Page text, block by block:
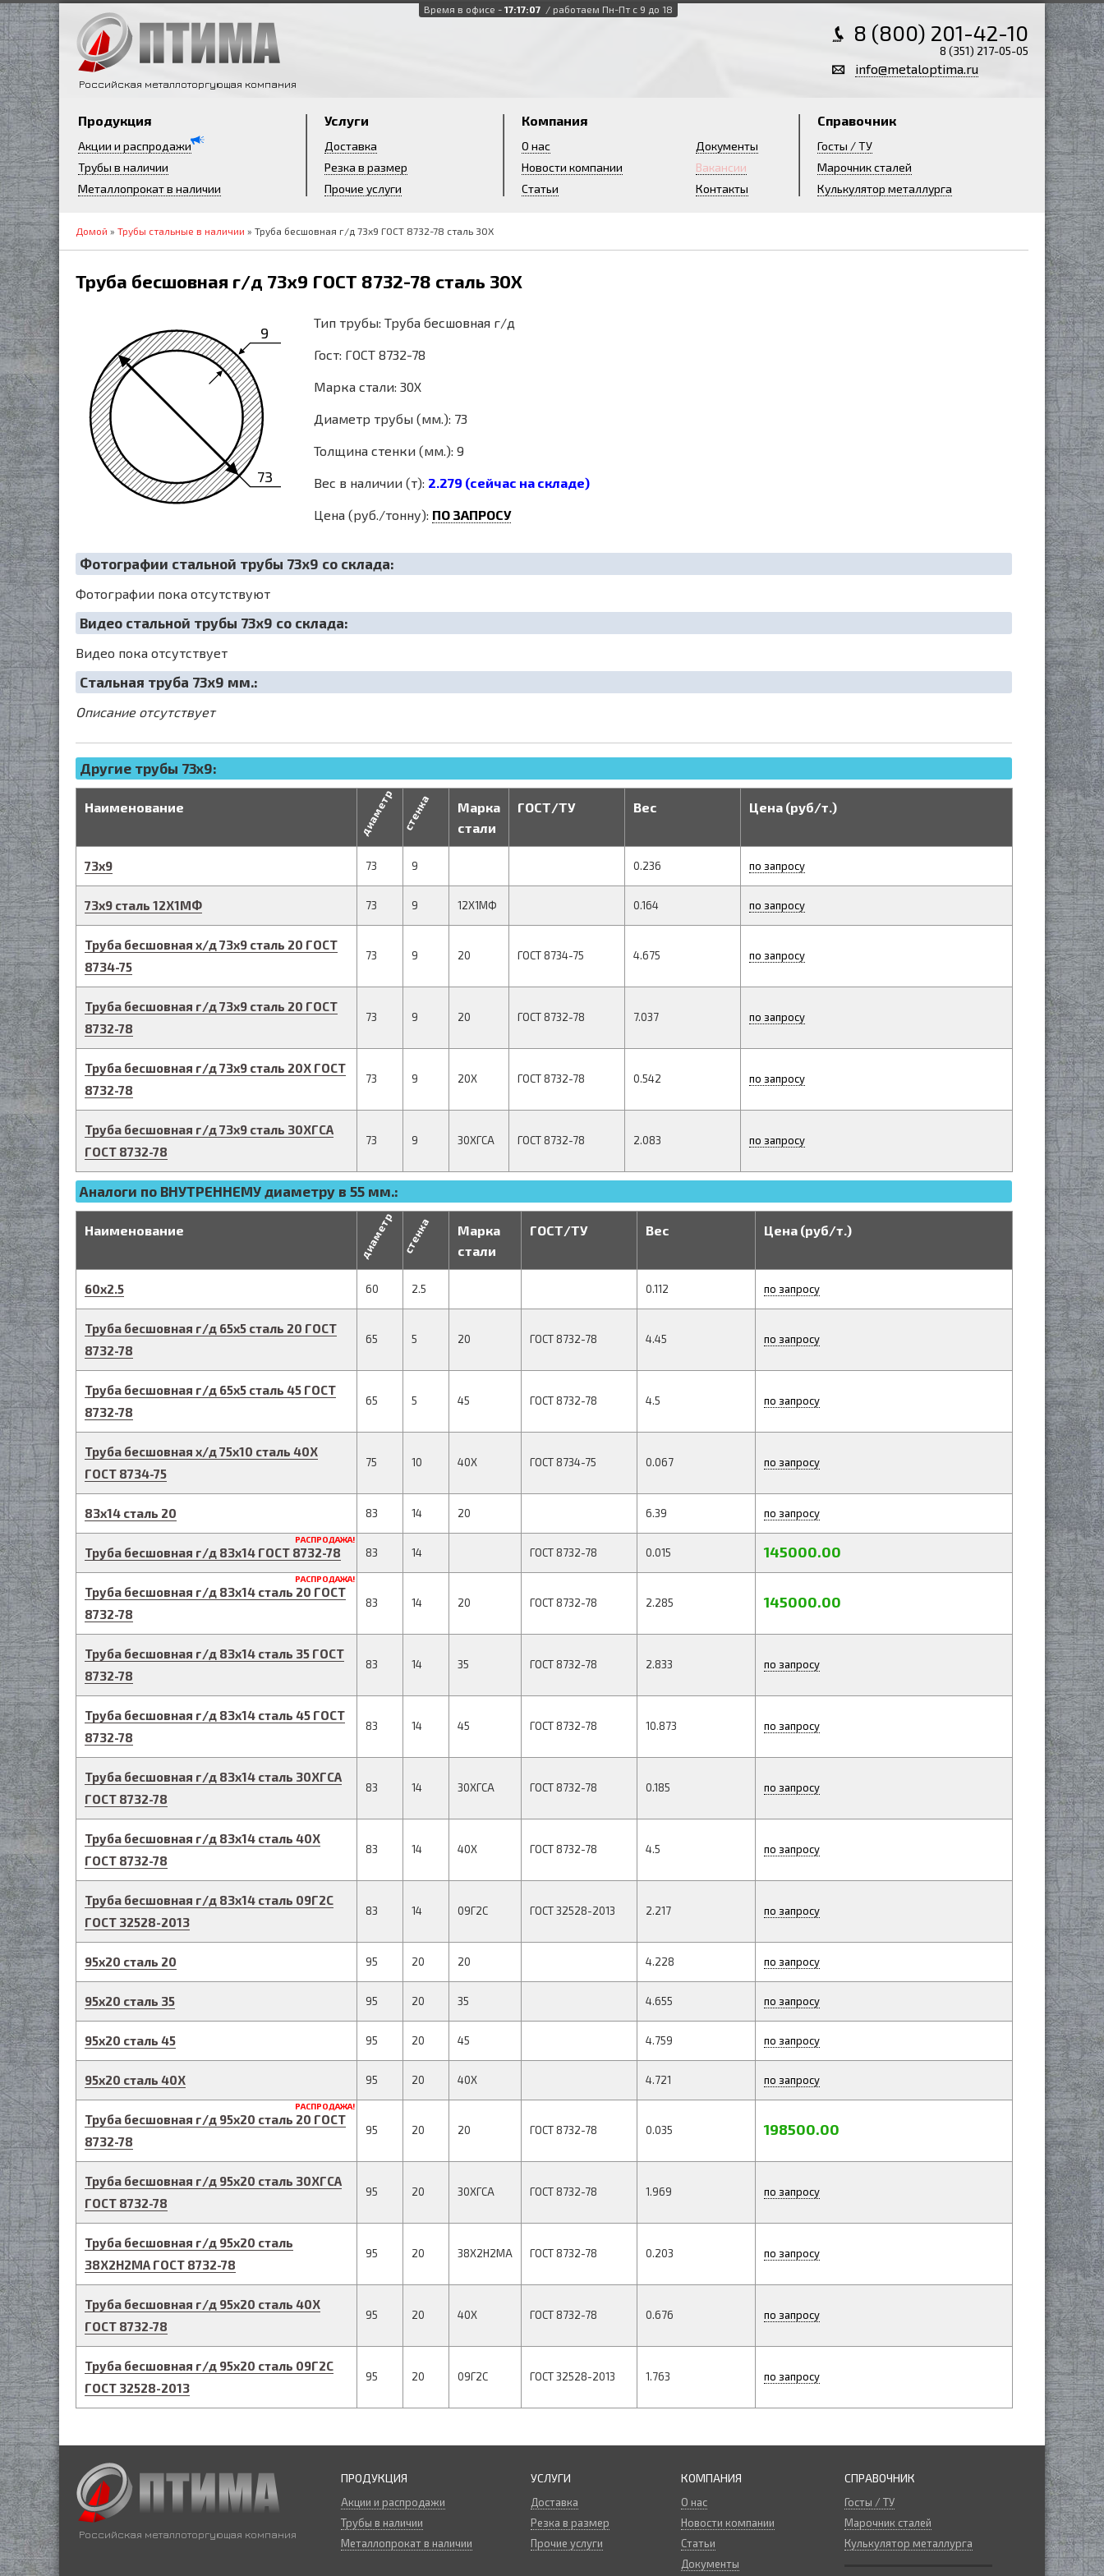
Время в офисе - 17:17:08 / работаем Пн-Пт с 9 до 18
Российская металлоторгующая компания
8 (800) 201-42-10
8 (351) 217-05-05
info@metaloptima.ru
Продукция
Акции и распродажи
Трубы в наличии
Металлопрокат в наличии
Услуги
Доставка
Резка в размер
Прочие услуги
Компания
О нас
Новости компании
Статьи
Документы
Вакансии
Контакты
Справочник
Госты / ТУ
Марочник сталей
Кулькулятор металлурга
Домой » Трубы стальные в наличии » Труба бесшовная г/д 73х9 ГОСТ 8732-78 сталь 30Х
Труба бесшовная г/д 73х9 ГОСТ 8732-78 сталь 30Х
73
9
Тип трубы: Труба бесшовная г/д
Гост: ГОСТ 8732-78
Марка стали: 30Х
Диаметр трубы (мм.): 73
Толщина стенки (мм.): 9
Вес в наличии (т): 2.279 (сейчас на складе)
Цена (руб./тонну): ПО ЗАПРОСУ
Фотографии стальной трубы 73х9 со склада:
Фотографии пока отсутствуют
Видео стальной трубы 73х9 со склада:
Видео пока отсутствует
Cтальная труба 73х9 мм.:
Описание отсутствует
Другие трубы 73x9:
Наименование диаметр стенка
Марка
стали
ГОСТ/ТУ Вес Цена (руб/т.)
73х9 73 9 0.236 по запросу
73х9 сталь 12Х1МФ 73 9 12Х1МФ 0.164 по запросу
Труба бесшовная х/д73х9 сталь 20 ГОСТ
8734-75
73 9 20 ГОСТ 8734-75 4.675 по запросу
Труба бесшовная г/д73х9 сталь 20 ГОСТ
8732-78
73 9 20 ГОСТ 8732-78 7.037 по запросу
Труба бесшовная г/д73х9 сталь 20Х ГОСТ
8732-78
73 9 20Х ГОСТ 8732-78 0.542 по запросу
Труба бесшовная г/д73х9 сталь 30ХГСА
ГОСТ 8732-78
73 9 30ХГСА ГОСТ 8732-78 2.083 по запросу
Аналоги по ВНУТРЕННЕМУ диаметру в 55 мм.:
Наименование диаметр стенка
Марка
стали
ГОСТ/ТУ Вес Цена (руб/т.)
60х2.5 60 2.5 0.112 по запросу
Труба бесшовная г/д 65х5 сталь 20 ГОСТ
8732-78
65 5 20 ГОСТ 8732-78 4.45 по запросу
Труба бесшовная г/д 65х5 сталь 45 ГОСТ
8732-78
65 5 45 ГОСТ 8732-78 4.5 по запросу
Труба бесшовная х/д75х10 сталь 40Х
ГОСТ 8734-75
75 10 40Х ГОСТ 8734-75 0.067 по запросу
83х14 сталь 20 83 14 20 6.39 по запросу
РАСПРОДАЖА!
Труба бесшовная г/д 83х14 ГОСТ 8732-78 83 14 ГОСТ 8732-78 0.015 145000.00
РАСПРОДАЖА!
Труба бесшовная г/д 83х14 сталь 20 ГОСТ
8732-78
83 14 20 ГОСТ 8732-78 2.285 145000.00
Труба бесшовная г/д 83х14 сталь 35 ГОСТ
8732-78
83 14 35 ГОСТ 8732-78 2.833 по запросу
Труба бесшовная г/д 83х14 сталь 45 ГОСТ
8732-78
83 14 45 ГОСТ 8732-78 10.873 по запросу
Труба бесшовная г/д 83х14 сталь 30ХГСА
ГОСТ 8732-78
83 14 30ХГСА ГОСТ 8732-78 0.185 по запросу
Труба бесшовная г/д 83х14 сталь 40Х
ГОСТ 8732-78
83 14 40Х ГОСТ 8732-78 4.5 по запросу
Труба бесшовная г/д 83х14 сталь 09Г2С
ГОСТ 32528-2013
83 14 09Г2С ГОСТ 32528-2013 2.217 по запросу
95х20 сталь 20 95 20 20 4.228 по запросу
95х20 сталь 35 95 20 35 4.655 по запросу
95х20 сталь 45 95 20 45 4.759 по запросу
95х20 сталь 40Х 95 20 40Х 4.721 по запросу
РАСПРОДАЖА!
Труба бесшовная г/д 95х20 сталь 20 ГОСТ
8732-78
95 20 20 ГОСТ 8732-78 0.035 198500.00
Труба бесшовная г/д 95х20 сталь 30ХГСА
ГОСТ 8732-78
95 20 30ХГСА ГОСТ 8732-78 1.969 по запросу
Труба бесшовная г/д 95х20 сталь
38Х2Н2МА ГОСТ 8732-78
95 20 38Х2Н2МА ГОСТ 8732-78 0.203 по запросу
Труба бесшовная г/д 95х20 сталь 40Х
ГОСТ 8732-78
95 20 40Х ГОСТ 8732-78 0.676 по запросу
Труба бесшовная г/д 95х20 сталь 09Г2С
ГОСТ 32528-2013
95 20 09Г2С ГОСТ 32528-2013 1.763 по запросу
Российская металлоторгующая компания
ПРОДУКЦИЯ
Акции и распродажи
Трубы в наличии
Металлопрокат в наличии
УСЛУГИ
Доставка
Резка в размер
Прочие услуги
КОМПАНИЯ
О нас
Новости компании
Статьи
Документы
СПРАВОЧНИК
Госты / ТУ
Марочник сталей
Кулькулятор металлурга